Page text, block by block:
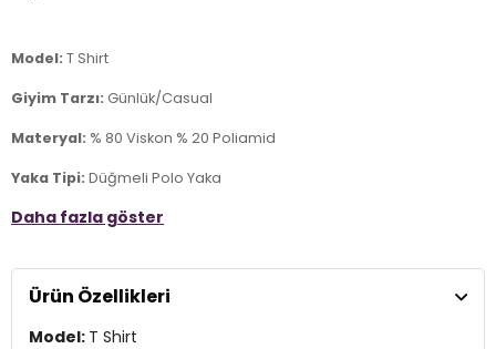
Model: T Shirt
Giyim Tarzı: Günlük/Casual
Materyal: % 80 Viskon % 20 Poliamid
Yaka Tipi: Düğmeli Polo Yaka
Kol Tipi:Kısa Kol
Boy:Standart
Kalıp Bilgisi:Regular Fit
Daha fazla göster
Ürün Özellikleri
Model: T Shirt